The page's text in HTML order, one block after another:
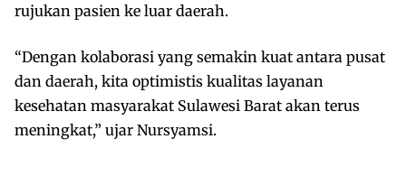
rujukan pasien ke luar daerah.
“Dengan kolaborasi yang semakin kuat antara pusat
dan daerah, kita optimistis kualitas layanan
kesehatan masyarakat Sulawesi Barat akan terus
meningkat,” ujar Nursyamsi.